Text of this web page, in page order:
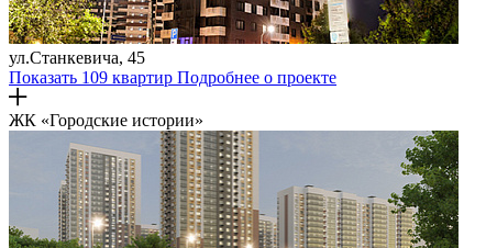
ул.Станкевича, 45
Показать 109 квартир Подробнее о проекте
ЖК «Городские истории»